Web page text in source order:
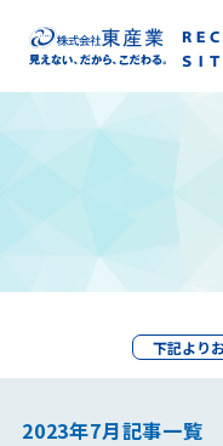
2023年7月記事一覧